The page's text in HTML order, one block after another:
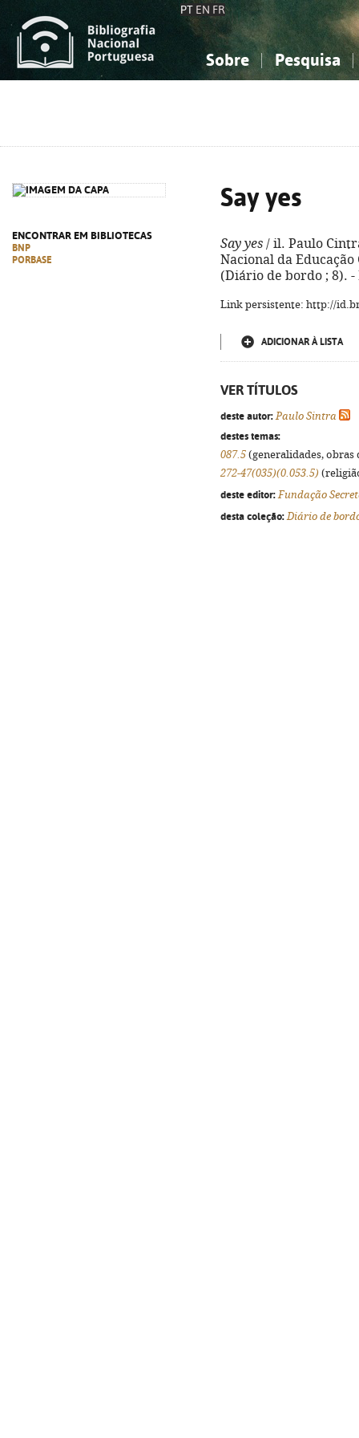
PT EN FR
Sobre Pesquisa
ENCONTRAR EM BIBLIOTECAS
BNP
PORBASE
Say yes
Say yes / il. Paulo
Nacional da Educação
(Diário de bordo ; 8). -
Link persistente: http://
ADICIONAR À LISTA
VER TÍTULOS
deste autor: Paulo Sintra
destes temas:
087.5 (generalidades,
272-47(035)(0.053.5)
deste editor: Fundação
desta coleção: Diário de